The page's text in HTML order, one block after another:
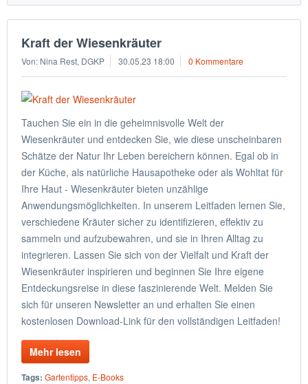
Kraft der Wiesenkräuter
Von: Nina Rest, DGKP 30.05.23 18:00 0 Kommentare
Tauchen Sie ein in die geheimnisvolle Welt der
Wiesenkräuter und entdecken Sie, wie diese unscheinbaren
Schätze der Natur Ihr Leben bereichern können. Egal ob in
der Küche, als natürliche Hausapotheke oder als Wohltat für
Ihre Haut - Wiesenkräuter bieten unzählige
Anwendungsmöglichkeiten. In unserem Leitfaden lernen Sie,
verschiedene Kräuter sicher zu identifizieren, effektiv zu
sammeln und aufzubewahren, und sie in Ihren Alltag zu
integrieren. Lassen Sie sich von der Vielfalt und Kraft der
Wiesenkräuter inspirieren und beginnen Sie Ihre eigene
Entdeckungsreise in diese faszinierende Welt. Melden Sie
sich für unseren Newsletter an und erhalten Sie einen
kostenlosen Download-Link für den vollständigen Leitfaden!
Mehr lesen
Tags: Gartentipps, E-Books